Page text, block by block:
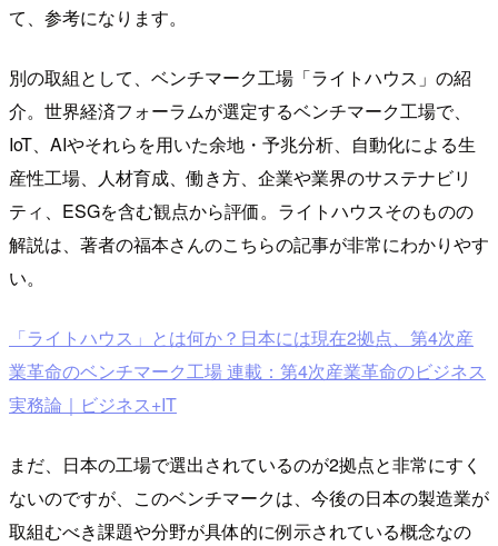
て、参考になります。
別の取組として、ベンチマーク工場「ライトハウス」の紹
介。世界経済フォーラムが選定するベンチマーク工場で、
IoT、AIやそれらを用いた余地・予兆分析、自動化による生
産性工場、人材育成、働き方、企業や業界のサステナビリ
ティ、ESGを含む観点から評価。ライトハウスそのものの
解説は、著者の福本さんのこちらの記事が非常にわかりやす
い。
「ライトハウス」とは何か？日本には現在2拠点、第4次産
業革命のベンチマーク工場 連載：第4次産業革命のビジネス
実務論｜ビジネス+IT
まだ、日本の工場で選出されているのが2拠点と非常にすく
ないのですが、このベンチマークは、今後の日本の製造業が
取組むべき課題や分野が具体的に例示されている概念なの